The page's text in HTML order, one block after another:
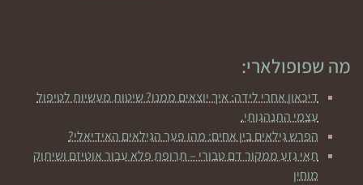
מה שפופולארי:
דיכאון אחרי לידה: איך יוצאים ממנו? שיטות מעשיות לטיפול
עצמי התנהגותי.
הפרש גילאים בין אחים: מהו פער הגילאים האידיאלי?
תאי גזע ממקור דם טבורי – תרופת פלא עבור אוטיזם ושיתוק
מוחין